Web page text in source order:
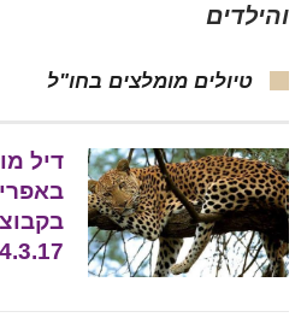
והילדים
טיולים מומלצים בחו"ל
דיל